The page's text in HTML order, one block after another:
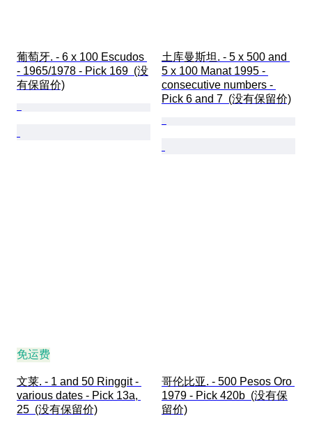
葡萄牙. - 6 x 100 Escudos
- 1965/1978 - Pick 169  (没
有保留价)
土库曼斯坦. - 5 x 500 and
5 x 100 Manat 1995 -
consecutive numbers -
Pick 6 and 7  (没有保留价)
免运费
文莱. - 1 and 50 Ringgit -
various dates - Pick 13a,
25  (没有保留价)
哥伦比亚. - 500 Pesos Oro
1979 - Pick 420b  (没有保
留价)